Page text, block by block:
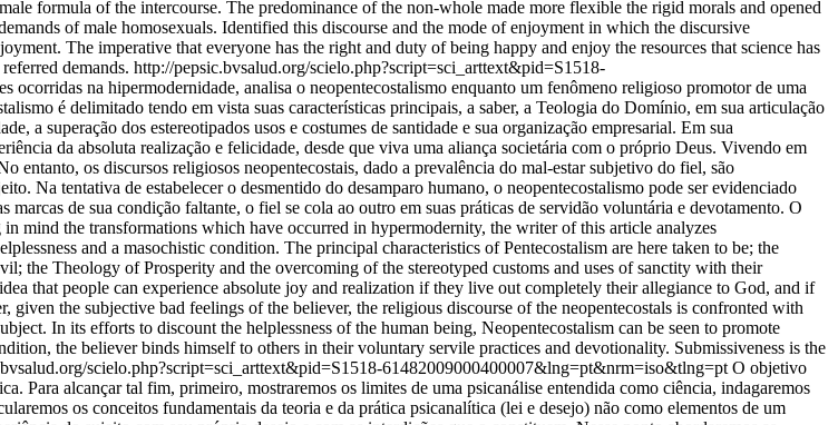
formula of the intercourse. The predominance of the non-whole made more flexible the rigid morals and opened
of male homosexuals. Identified this discourse and the mode of enjoyment in which the discursive
The imperative that everyone has the right and duty of being happy and enjoy the resources that science has
demands. http://pepsic.bvsalud.org/scielo.php?script=sci_arttext&pid=S1518-
ocorridas na hipermodernidade, analisa o neopentecostalismo enquanto um fenômeno religioso promotor de uma
é delimitado tendo em vista suas características principais, a saber, a Teologia do Domínio, em sua articulação
a superação dos estereotipados usos e costumes de santidade e sua organização empresarial. Em sua
da absoluta realização e felicidade, desde que viva uma aliança societária com o próprio Deus. Vivendo em
entanto, os discursos religiosos neopentecostais, dado a prevalência do mal-estar subjetivo do fiel, são
Na tentativa de estabelecer o desmentido do desamparo humano, o neopentecostalismo pode ser evidenciado
de sua condição faltante, o fiel se cola ao outro em suas práticas de servidão voluntária e devotamento. O
mind the transformations which have occurred in hypermodernity, the writer of this article analyzes
and a masochistic condition. The principal characteristics of Pentecostalism are here taken to be; the
the Theology of Prosperity and the overcoming of the stereotyped customs and uses of sanctity with their
that people can experience absolute joy and realization if they live out completely their allegiance to God, and if
the subjective bad feelings of the believer, the religious discourse of the neopentecostals is confronted with
In its efforts to discount the helplessness of the human being, Neopentecostalism can be seen to promote
the believer binds himself to others in their voluntary servile practices and devotionality. Submissiveness is the
scielo.php?script=sci_arttext&pid=S1518-61482009000400007&lng=pt&nrm=iso&tlng=pt O objetivo
Para alcançar tal fim, primeiro, mostraremos os limites de uma psicanálise entendida como ciência, indagaremos
os conceitos fundamentais da teoria e da prática psicanalítica (lei e desejo) não como elementos de um